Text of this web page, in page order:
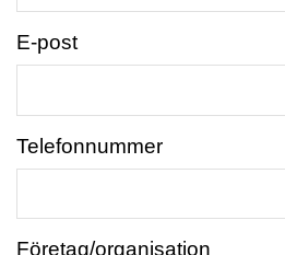
E-post
Telefonnummer
Företag/organisation